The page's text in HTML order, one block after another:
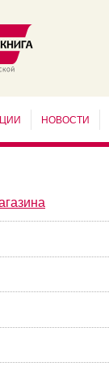
НОВОСТИ